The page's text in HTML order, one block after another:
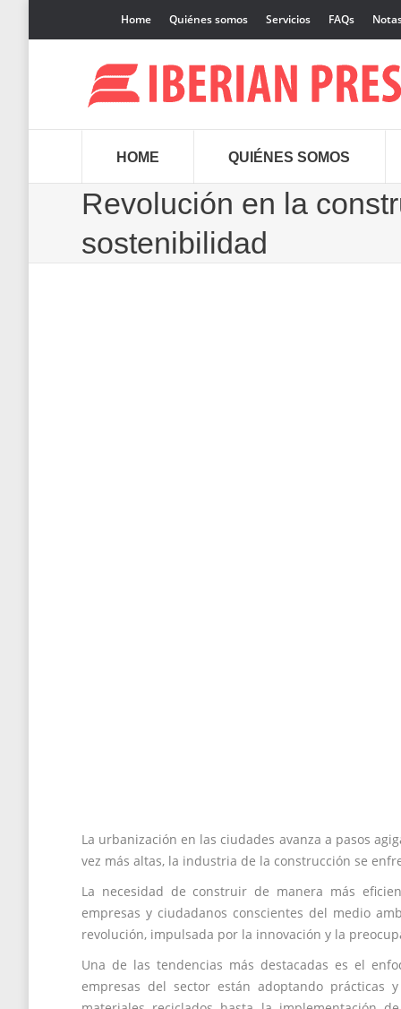
Home Quiénes somos Servicios FAQs
HOME QUIÉNES SOMOS
Revolución en la
sostenibilidad
La urbanización en las ciudades avanza a pasos
vez más altas, la industria de la construcción se
La necesidad de construir de manera más
empresas y ciudadanos conscientes del medio
revolución, impulsada por la innovación y la
Una de las tendencias más destacadas es el
empresas del sector están adoptando